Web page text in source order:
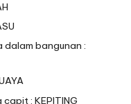
dalam bangunan :
: KEPITING